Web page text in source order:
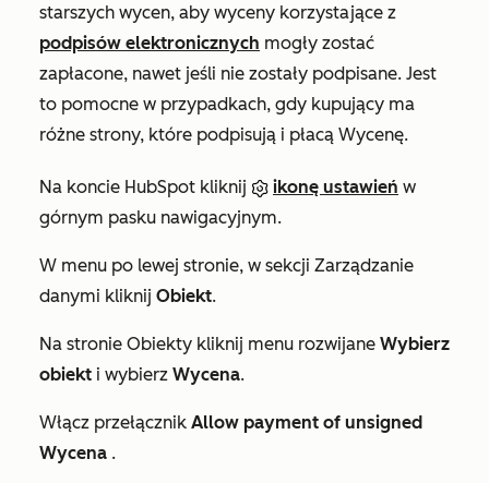
starszych wycen, aby wyceny korzystające z
podpisów elektronicznych mogły zostać
zapłacone, nawet jeśli nie zostały podpisane. Jest
to pomocne w przypadkach, gdy kupujący ma
różne strony, które podpisują i płacą Wycenę.
Na koncie HubSpot kliknij ikonę ustawień w
górnym pasku nawigacyjnym.
W menu po lewej stronie, w sekcji Zarządzanie
danymi kliknij Obiekt.
Na stronie Obiekty kliknij menu rozwijane Wybierz
obiekt i wybierz Wycena.
Włącz przełącznik Allow payment of unsigned
Wycena .